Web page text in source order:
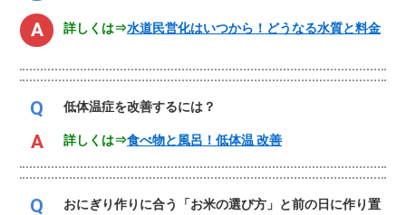
詳しくは⇒水道民営化はいつから！どうなる水質と料金
低体温症を改善するには？
詳しくは⇒食べ物と風呂！低体温 改善
おにぎり作りに合う「お米の選び方」と前の日に作り置